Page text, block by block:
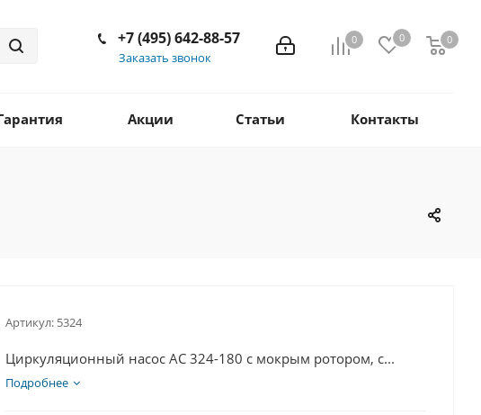
0 0 0
+7 (495) 642-88-57
Заказать звонок
Акции Статьи Контакты
Артикул: 5324
Циркуляционный насос AC 324-180 с мокрым ротором, с...
Подробнее